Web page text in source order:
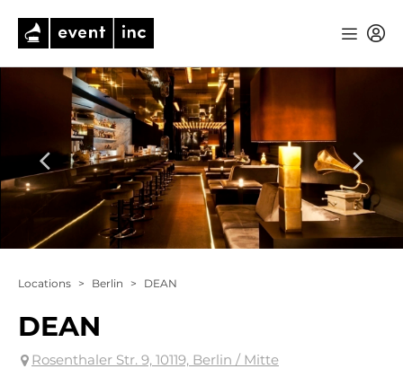
Locations > Berlin > DEAN
DEAN
Rosenthaler Str. 9, 10119, Berlin / Mitte